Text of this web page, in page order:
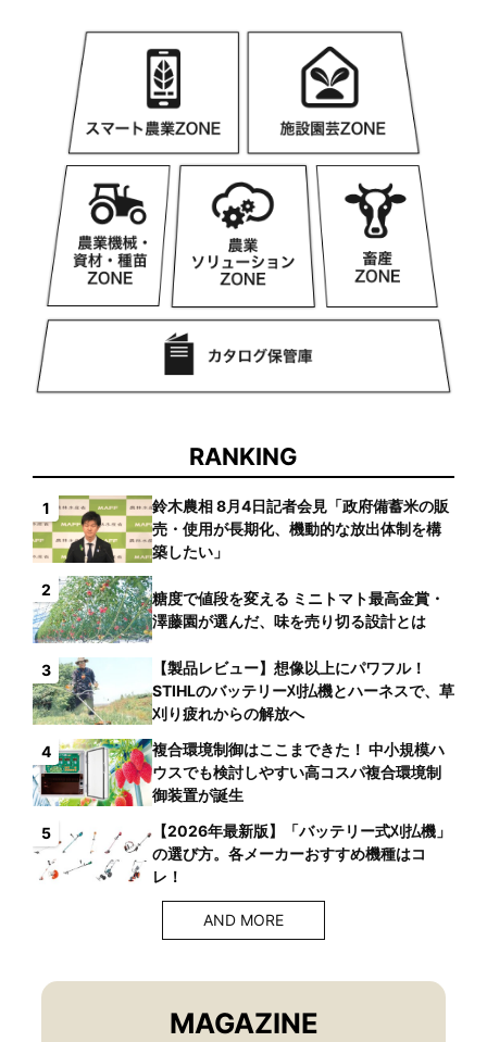
RANKING
1
鈴木農相 8月4日記者会見「政府備蓄米の販
売・使用が長期化、機動的な放出体制を構
築したい」
2
糖度で値段を変える ミニトマト最高金賞・
澤藤園が選んだ、味を売り切る設計とは
3
【製品レビュー】想像以上にパワフル！
STIHLのバッテリー刈払機とハーネスで、草
刈り疲れからの解放へ
4
複合環境制御はここまできた！ 中小規模ハ
ウスでも検討しやすい高コスパ複合環境制
御装置が誕生
5
【2026年最新版】「バッテリー式刈払機」
の選び方。各メーカーおすすめ機種はコ
レ！
AND MORE
MAGAZINE